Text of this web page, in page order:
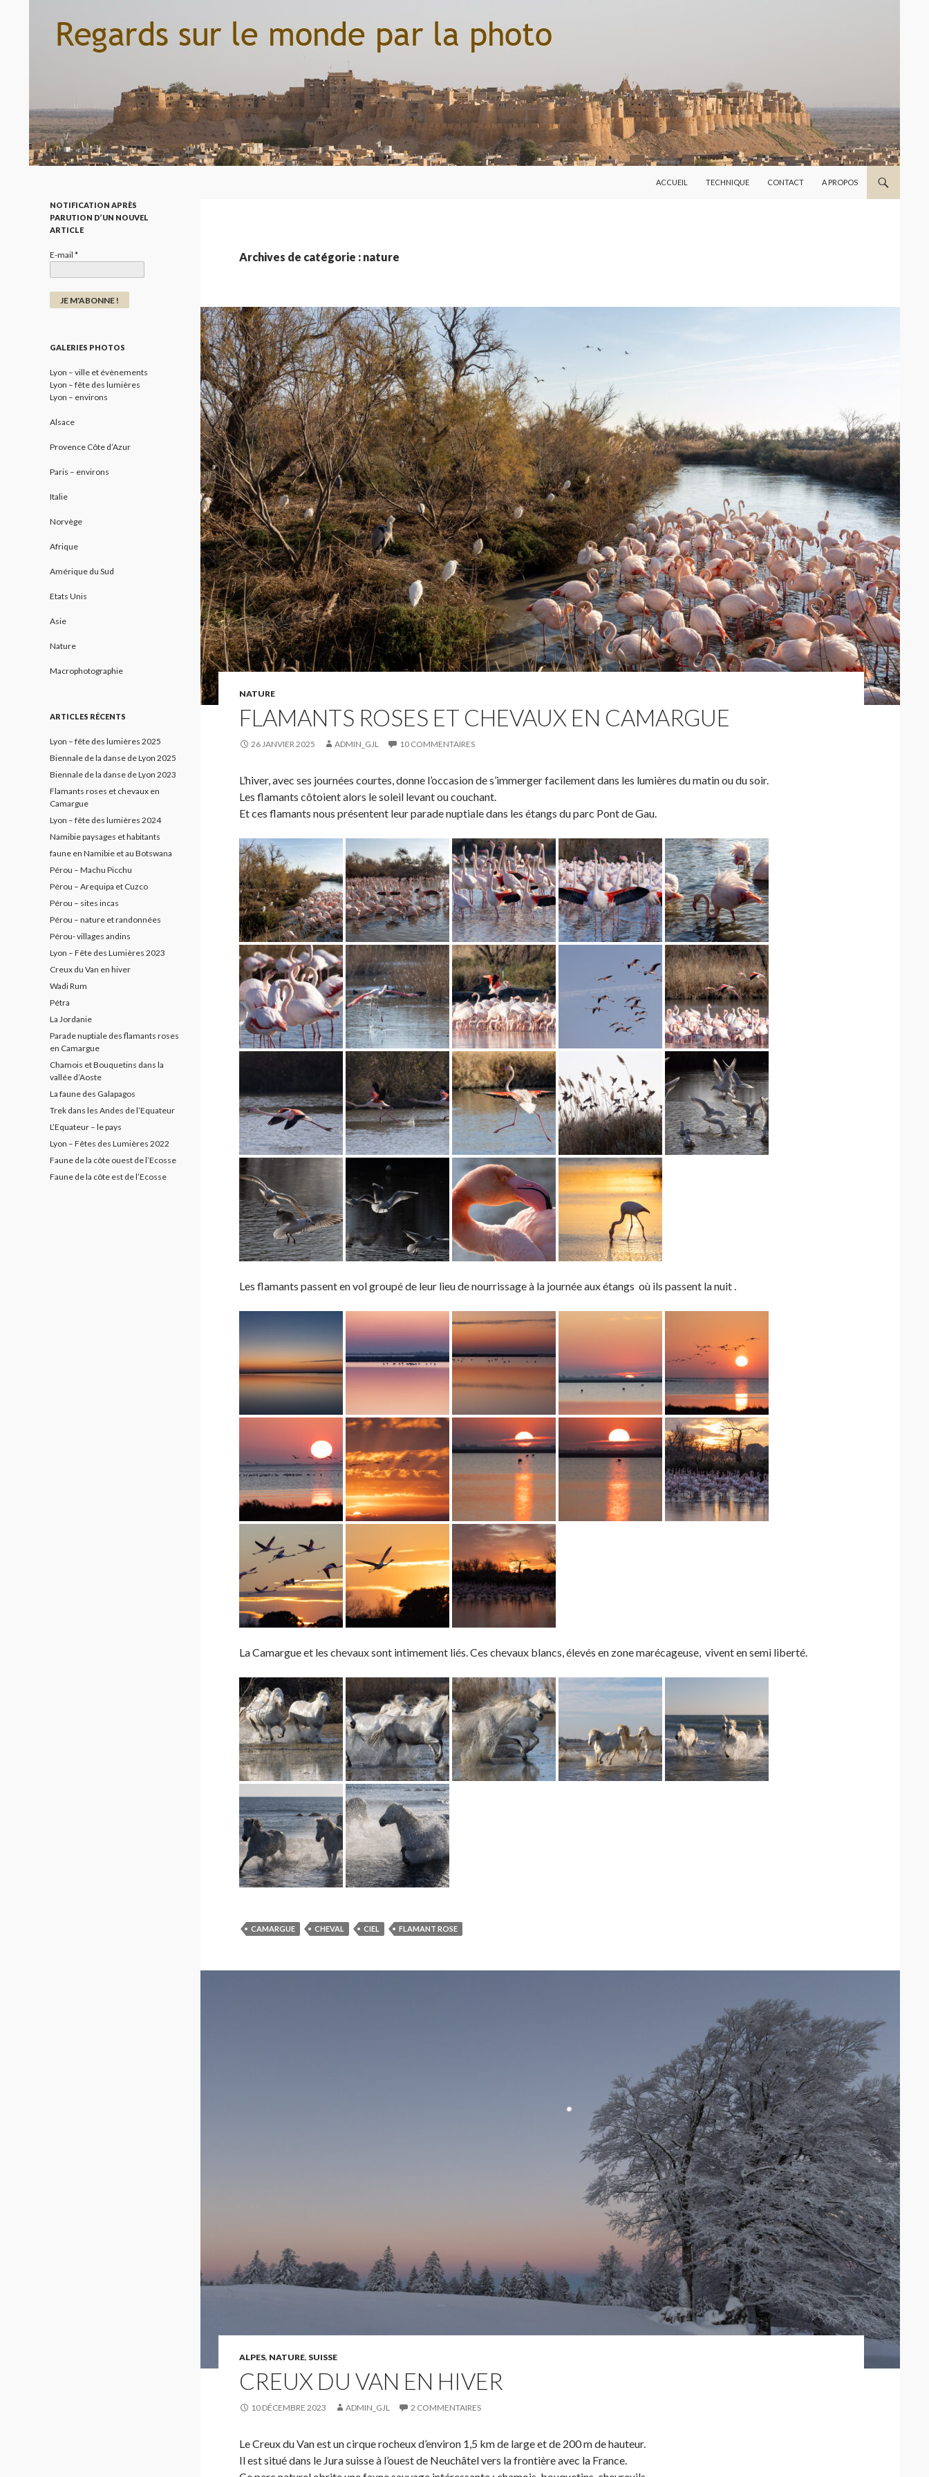
ACCUEIL
TECHNIQUE CONTACT A PROPOS
Archives de catégorie : nature
NATURE
FLAMANTS ROSES ET CHEVAUX EN CAMARGUE
26 JANVIER 2025 ADMIN_GJL 10 COMMENTAIRES
L’hiver, avec ses journées courtes, donne l’occasion de s’immerger facilement dans les lumières du matin ou du soir.
Les flamants côtoient alors le soleil levant ou couchant.
Et ces flamants nous présentent leur parade nuptiale dans les étangs du parc Pont de Gau.
Les flamants passent en vol groupé de leur lieu de nourrissage à la journée aux étangs où ils passent la nuit .
La Camargue et les chevaux sont intimement liés. Ces chevaux blancs, élevés en zone marécageuse, vivent en semi liberté.
CAMARGUE CHEVAL CIEL FLAMANT ROSE
ALPES, NATURE, SUISSE
CREUX DU VAN EN HIVER
10 DÉCEMBRE 2023 ADMIN_GJL 2 COMMENTAIRES
Le Creux du Van est un cirque rocheux d’environ 1,5 km de large et de 200 m de hauteur.
Il est situé dans le Jura suisse à l’ouest de Neuchâtel vers la frontière avec la France.
NOTIFICATION APRÈS
PARUTION D’UN NOUVEL
ARTICLE
E-mail *
GALERIES PHOTOS
Lyon – ville et évènements
Lyon – fête des lumières
Lyon – environs
Alsace
Provence Côte d’Azur
Paris – environs
Italie
Norvège
Afrique
Amérique du Sud
Etats Unis
Asie
Nature
Macrophotographie
ARTICLES RÉCENTS
Lyon – fête des lumières 2025
Biennale de la danse de Lyon 2025
Biennale de la danse de Lyon 2023
Flamants roses et chevaux en
Camargue
Lyon – fête des lumières 2024
Namibie paysages et habitants
faune en Namibie et au Botswana
Pérou – Machu Picchu
Pérou – Arequipa et Cuzco
Pérou – sites incas
Pérou – nature et randonnées
Pérou- villages andins
Lyon – Fête des Lumières 2023
Creux du Van en hiver
Wadi Rum
Pétra
La Jordanie
Parade nuptiale des flamants roses
en Camargue
Chamois et Bouquetins dans la
vallée d’Aoste
La faune des Galapagos
Trek dans les Andes de l’Equateur
L’Equateur – le pays
Lyon – Fêtes des Lumières 2022
Faune de la côte ouest de l’Ecosse
Faune de la côte est de l’Ecosse